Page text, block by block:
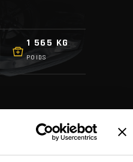
1 565 KG
POIDS